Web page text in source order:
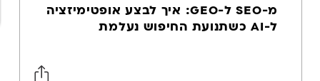
מ-SEO ל-GEO: איך לבצע אופטימיזציה
ל-AI כשתנועת החיפוש נעלמת